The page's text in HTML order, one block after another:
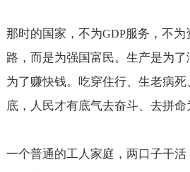
那时的国家，不为GDP服务，不为
路，而是为强国富民。生产是为
为了赚快钱。吃穿住行、生老病
底，人民才有底气去奋斗、去拼命
一个普通的工人家庭，两口子干